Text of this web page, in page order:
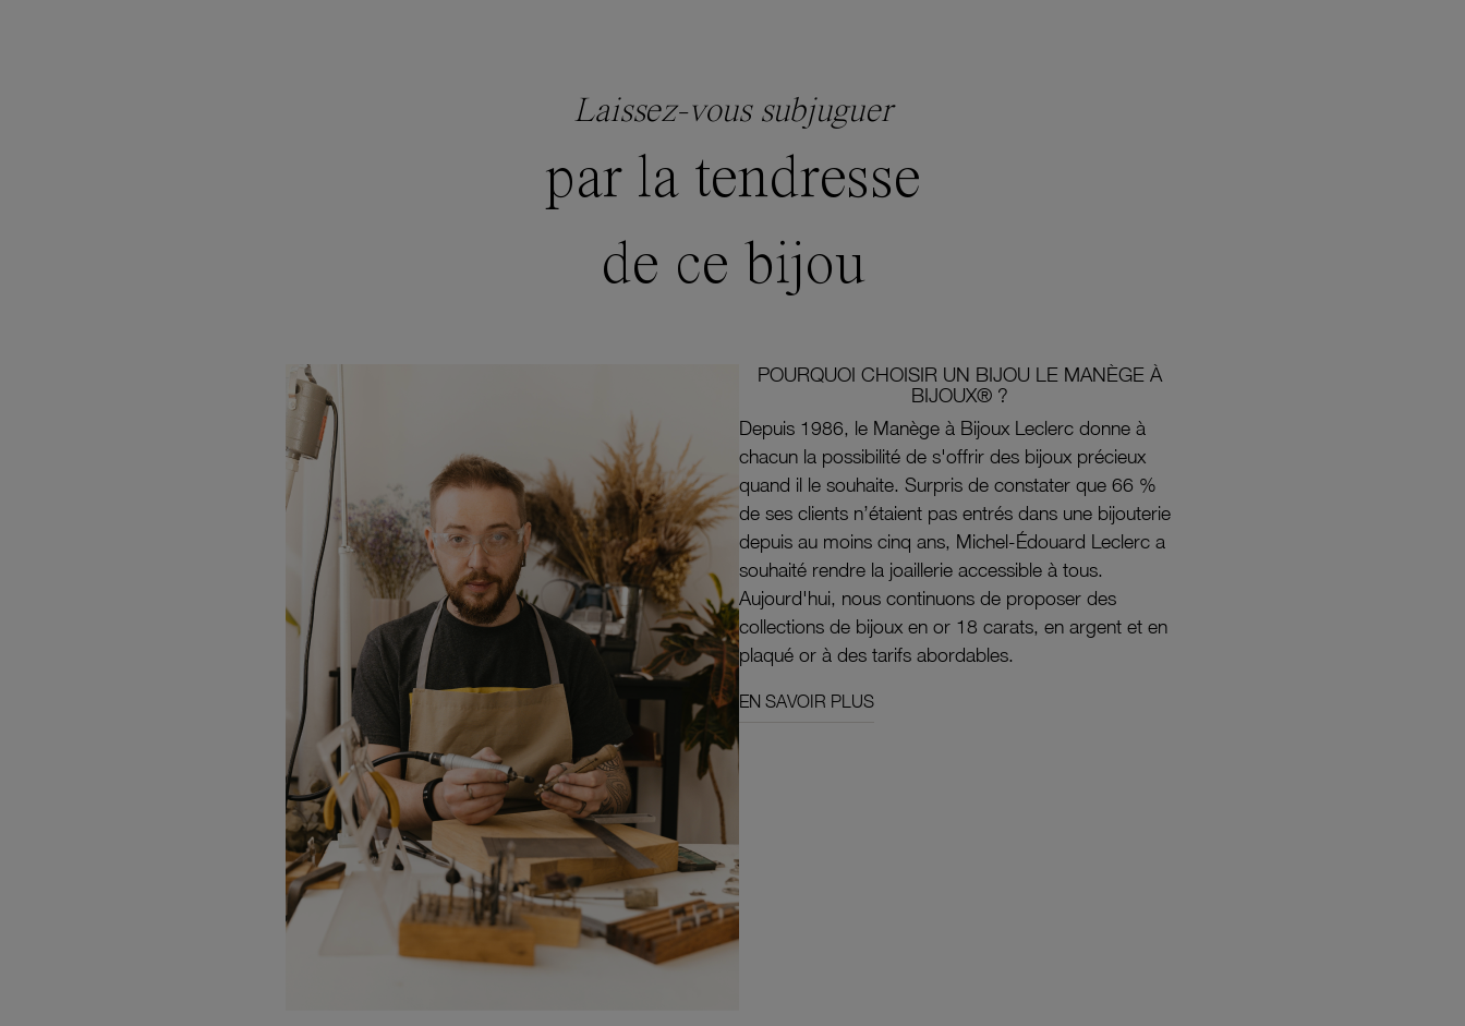
Laissez-vous subjuguer
par la tendresse
de ce bijou
POURQUOI CHOISIR UN BIJOU LE MANÈGE À
BIJOUX® ?
Depuis 1986, le Manège à Bijoux Leclerc donne à
chacun la possibilité de s'offrir des bijoux précieux
quand il le souhaite. Surpris de constater que 66 %
de ses clients n’étaient pas entrés dans une bijouterie
depuis au moins cinq ans, Michel-Édouard Leclerc a
souhaité rendre la joaillerie accessible à tous.
Aujourd'hui, nous continuons de proposer des
collections de bijoux en or 18 carats, en argent et en
plaqué or à des tarifs abordables.
EN SAVOIR PLUS